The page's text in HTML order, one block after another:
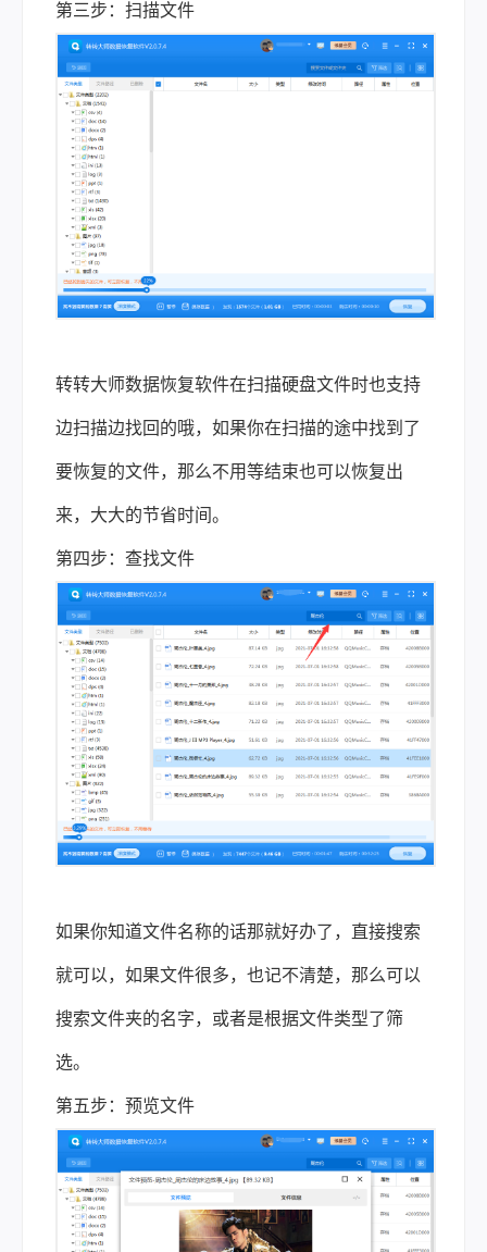
第三步：扫描文件
转转大师数据恢复软件在扫描硬盘文件时也支持
边扫描边找回的哦，如果你在扫描的途中找到了
要恢复的文件，那么不用等结束也可以恢复出
来，大大的节省时间。
第四步：查找文件
如果你知道文件名称的话那就好办了，直接搜索
就可以，如果文件很多，也记不清楚，那么可以
搜索文件夹的名字，或者是根据文件类型了筛
选。
第五步：预览文件